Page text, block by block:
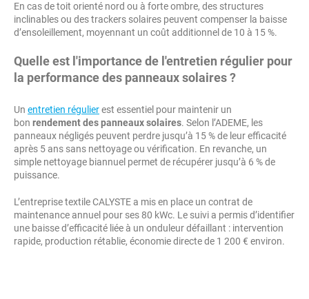
En cas de toit orienté nord ou à forte ombre, des structures
inclinables ou des trackers solaires peuvent compenser la baisse
d’ensoleillement, moyennant un coût additionnel de 10 à 15 %.
Quelle est l'importance de l'entretien régulier pour
la performance des panneaux solaires ?
Un entretien régulierest essentiel pour maintenir un
bon rendement des panneaux solaires. Selon l’ADEME, les
panneaux négligés peuvent perdre jusqu’à 15 % de leur efficacité
après 5 ans sans nettoyage ou vérification. En revanche, un
simple nettoyage biannuel permet de récupérer jusqu’à 6 % de
puissance.
L’entreprise textile CALYSTE a mis en place un contrat de
maintenance annuel pour ses 80 kWc. Le suivi a permis d’identifier
une baisse d’efficacité liée à un onduleur défaillant : intervention
rapide, production rétablie, économie directe de 1 200 € environ.